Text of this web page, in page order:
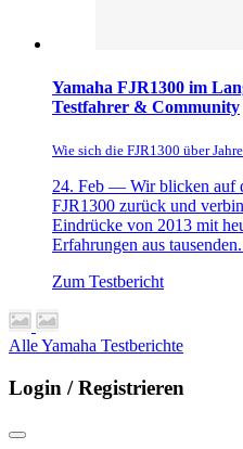
Yamaha FJR1300 im
Testfahrer & Community
Wie sich die FJR1300 über
24. Feb — Wir blicken auf
FJR1300 zurück und
Eindrücke von 2013 mit
Erfahrungen aus
Zum Testbericht
Alle Yamaha Testberichte
Login / Registrieren